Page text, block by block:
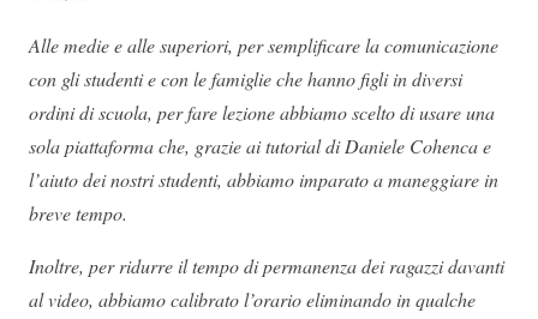
Alle medie e alle superiori, per semplificare la comunicazione
con gli studenti e con le famiglie che hanno figli in diversi
ordini di scuola, per fare lezione abbiamo scelto di usare una
sola piattaforma che, grazie ai tutorial di Daniele Cohenca e
l’aiuto dei nostri studenti, abbiamo imparato a maneggiare in
breve tempo.
Inoltre, per ridurre il tempo di permanenza dei ragazzi davanti
al video, abbiamo calibrato l’orario eliminando in qualche